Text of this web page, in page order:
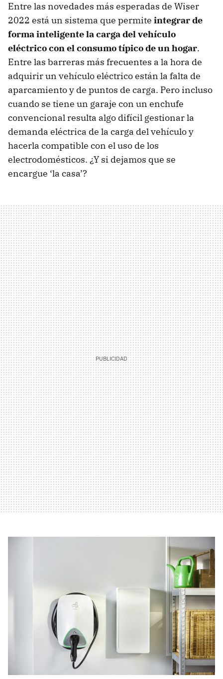
Entre las novedades más esperadas de Wiser
2022 está un sistema que permite integrar de
forma inteligente la carga del vehículo
eléctrico con el consumo típico de un hogar.
Entre las barreras más frecuentes a la hora de
adquirir un vehículo eléctrico están la falta de
aparcamiento y de puntos de carga. Pero incluso
cuando se tiene un garaje con un enchufe
convencional resulta algo difícil gestionar la
demanda eléctrica de la carga del vehículo y
hacerla compatible con el uso de los
electrodomésticos. ¿Y si dejamos que se
encargue ‘la casa’?